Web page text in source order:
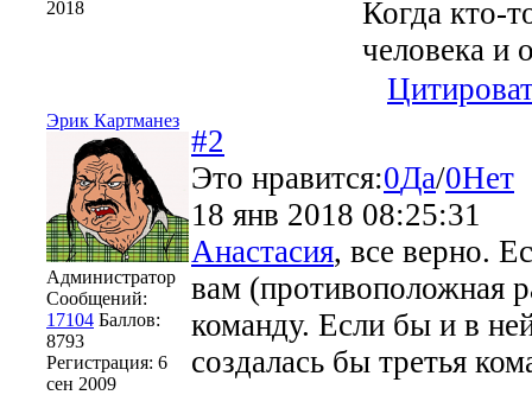
2018
Когда кто-
человека и
Эрик Картманез
Администратор
Сообщений:
17104 Баллов:
8793
Регистрация: 6
сен 2009
#2
Это нравится:0Да/0Нет
18 янв 2018 08:25:31
Анастасия, все верно.
вам (противоположная
команду. Если бы и в
создалась бы третья